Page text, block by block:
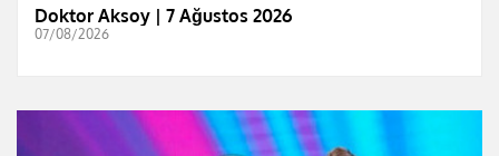
Doktor Aksoy | 7 Ağustos 2026
07/08/2026